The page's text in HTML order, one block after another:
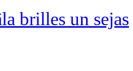
brilles un sejas